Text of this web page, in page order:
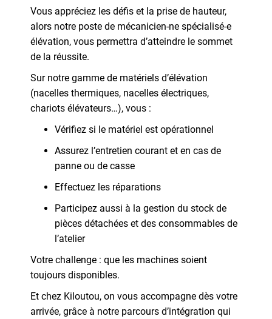
Vous appréciez les défis et la prise de hauteur,
alors notre poste de mécanicien-ne spécialisé-e
élévation, vous permettra d’atteindre le sommet
de la réussite.
Sur notre gamme de matériels d’élévation
(nacelles thermiques, nacelles électriques,
chariots élévateurs…), vous :
Vérifiez si le matériel est opérationnel
Assurez l’entretien courant et en cas de
panne ou de casse
Effectuez les réparations
Participez aussi à la gestion du stock de
pièces détachées et des consommables de
l’atelier
Votre challenge : que les machines soient
toujours disponibles.
Et chez Kiloutou, on vous accompagne dès votre
arrivée, grâce à notre parcours d’intégration qui